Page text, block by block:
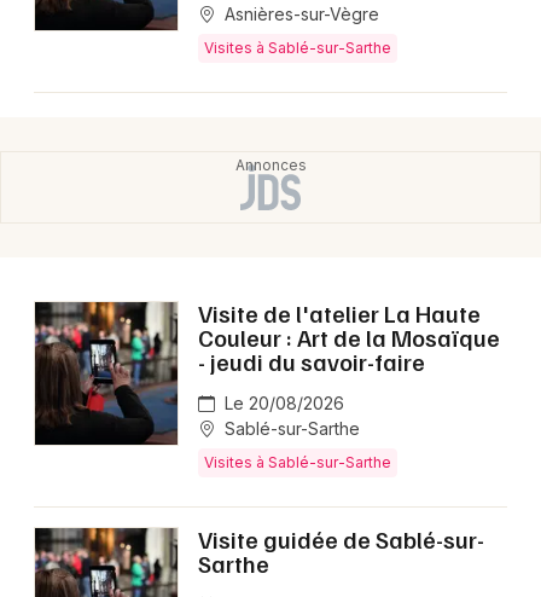
Je m'abonne
Asnières-sur-Vègre
Visites à Sablé-sur-Sarthe
Visite de l'atelier La Haute
Couleur : Art de la Mosaïque
- jeudi du savoir-faire
Le 20/08/2026
Sablé-sur-Sarthe
Visites à Sablé-sur-Sarthe
Visite guidée de Sablé-sur-
Sarthe